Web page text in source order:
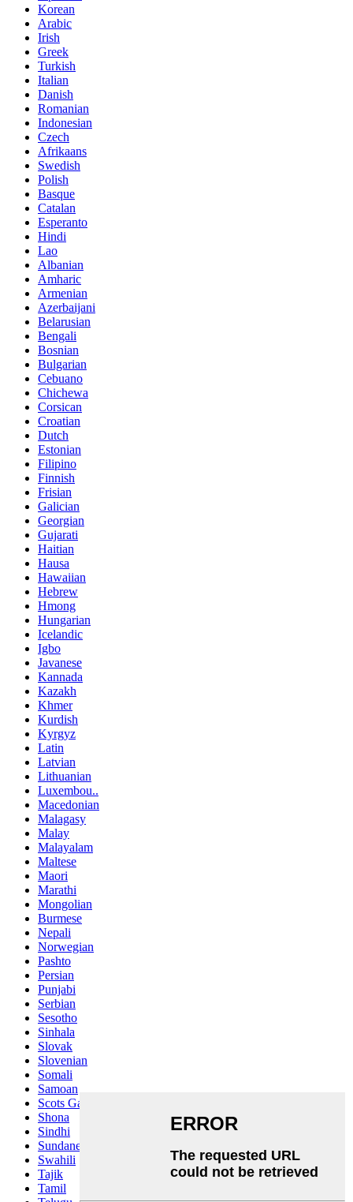
Korean
Arabic
Irish
Greek
Turkish
Italian
Danish
Romanian
Indonesian
Czech
Afrikaans
Swedish
Polish
Basque
Catalan
Esperanto
Hindi
Lao
Albanian
Amharic
Armenian
Azerbaijani
Belarusian
Bengali
Bosnian
Bulgarian
Cebuano
Chichewa
Corsican
Croatian
Dutch
Estonian
Filipino
Finnish
Frisian
Galician
Georgian
Gujarati
Haitian
Hausa
Hawaiian
Hebrew
Hmong
Hungarian
Icelandic
Igbo
Javanese
Kannada
Kazakh
Khmer
Kurdish
Kyrgyz
Latin
Latvian
Lithuanian
Luxembou..
Macedonian
Malagasy
Malay
Malayalam
Maltese
Maori
Marathi
Mongolian
Burmese
Nepali
Norwegian
Pashto
Persian
Punjabi
Serbian
Sesotho
Sinhala
Slovak
Slovenian
Somali
Samoan
Scots Gaelic
Shona
Sindhi
Sundanese
Swahili
Tajik
Tamil